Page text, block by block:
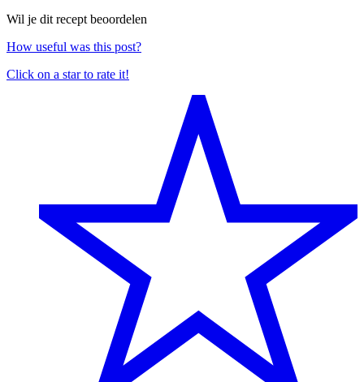
Wil je dit recept beoordelen
How useful was this post?
Click on a star to rate it!